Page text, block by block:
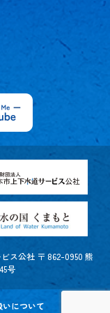
ス公社 〒 862-0950 熊
号
について